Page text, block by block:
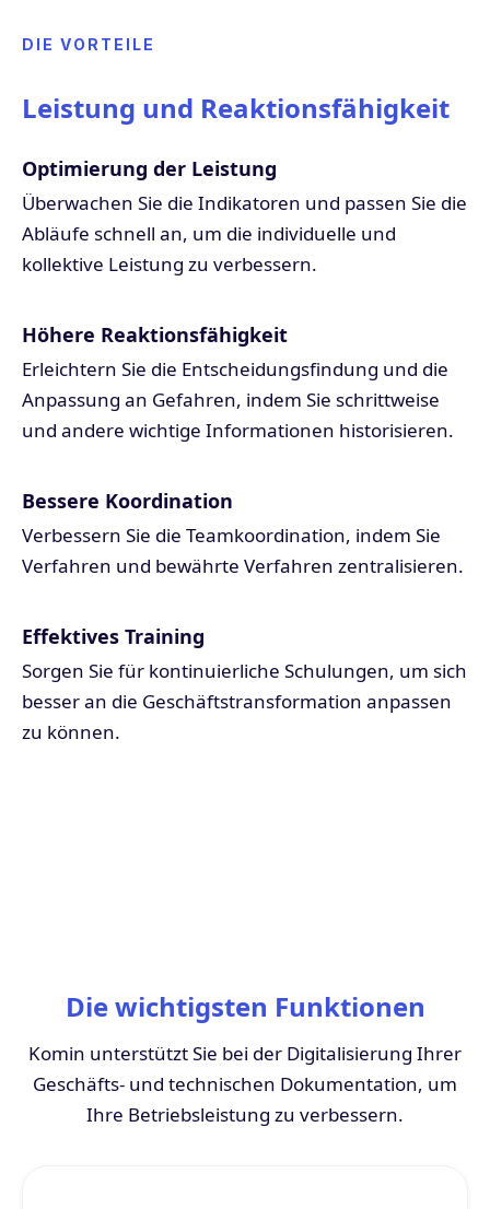
DIE VORTEILE
Leistung und Reaktionsfähigkeit
Optimierung der Leistung
Überwachen Sie die Indikatoren und passen Sie die
Abläufe schnell an, um die individuelle und
kollektive Leistung zu verbessern.
Höhere Reaktionsfähigkeit
Erleichtern Sie die Entscheidungsfindung und die
Anpassung an Gefahren, indem Sie schrittweise
und andere wichtige Informationen historisieren.
Bessere Koordination
Verbessern Sie die Teamkoordination, indem Sie
Verfahren und bewährte Verfahren zentralisieren.
Effektives Training
Sorgen Sie für kontinuierliche Schulungen, um sich
besser an die Geschäftstransformation anpassen
zu können.
Die wichtigsten Funktionen
Komin unterstützt Sie bei der Digitalisierung Ihrer
Geschäfts- und technischen Dokumentation, um
Ihre Betriebsleistung zu verbessern.